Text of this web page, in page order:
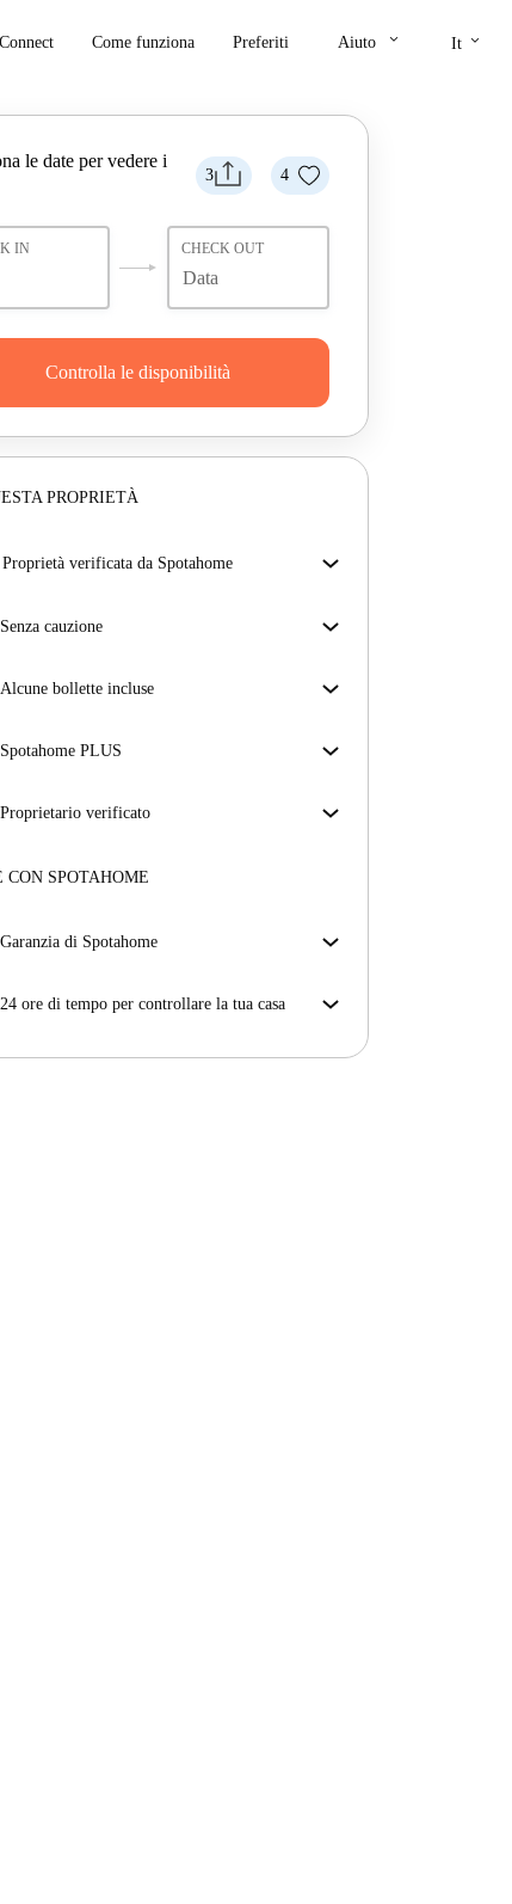
Connect Come funziona Preferiti Aiuto keyboard_arrow_down It keyboard_arrow_down
3 4
le date per vedere i
IN CHECK OUT
Controlla le disponibilità
PROPRIETÀ
Proprietà verificata da Spotahome
esattamente ciò che vedi nell'annuncio.
Senza cauzione
senza deposito.
Alcune bollette incluse
dell'annuncio per vedere quali utenze
Spotahome PLUS
accesso agli standard di sicurezza più
e un supporto aggiuntivo durante la
Proprietario verificato
informazioni su questo locatore
CON SPOTAHOME
Garanzia di Spotahome
breve preavviso, noi A) ti pagheremo un hotel e
rimborseremo totalmente
24 ore di tempo per controllare la tua casa